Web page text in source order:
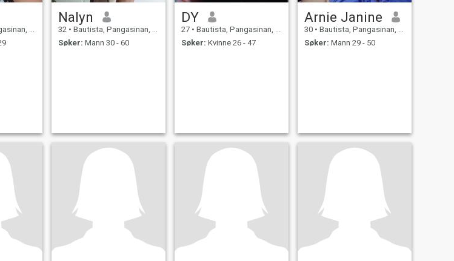
Nalyn
32 • Bautista, Pangasinan, Filippinene
Søker: Mann 30 - 60
DY
27 • Bautista, Pangasinan, Filippinene
Søker: Kvinne 26 - 47
Arnie Janine
30 • Bautista, Pangasinan, Filippinene
Søker: Mann 29 - 50